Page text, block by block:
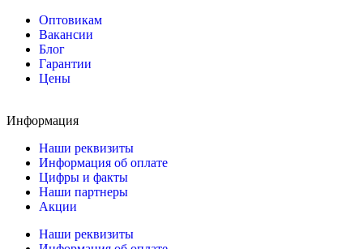
Оптовикам
Вакансии
Блог
Гарантии
Цены
Информация
Наши реквизиты
Информация об оплате
Цифры и факты
Наши партнеры
Акции
Наши реквизиты